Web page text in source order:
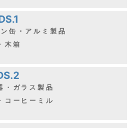
缶・アルミ製品
木箱
・ガラス製品
コーヒーミル